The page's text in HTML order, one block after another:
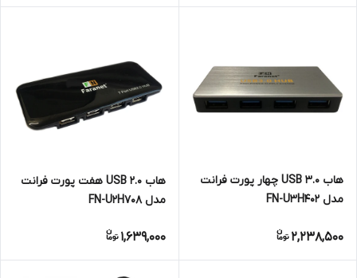
هاب USB 3.0 چهار پورت فرانت
مدل FN-U3H402
2,238,500
هاب USB 2.0 هفت پورت فرانت
مدل FN-U2H708
1,639,000